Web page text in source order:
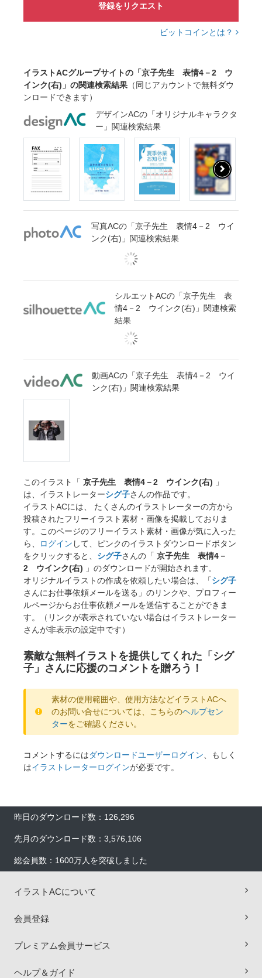
登録をリクエスト
ビットコインとは？
イラストACグループサイトの「京子先生 表情4－2 ウ
インク(右)」の関連検索結果 （同じアカウントで無料ダウ
ンロードできます）
デザインACの「オリジナルキャラクタ
ー」関連検索結果
写真ACの「京子先生 表情4－2 ウイ
ンク(右)」関連検索結果
シルエットACの「京子先生 表
情4－2 ウインク(右)」関連検索
結果
動画ACの「京子先生 表情4－2 ウイ
ンク(右)」関連検索結果
このイラスト「 京子先生 表情4－2 ウインク(右) 」
は、イラストレーターシグ子さんの作品です。
イラストACには、 たくさんのイラストレーターの方から
投稿されたフリーイラスト素材・画像を掲載しておりま
す。このページのフリーイラスト素材・画像が気に入った
ら、
ログイン して、ピンクのイラストダウンロードボタン
をクリックすると、 シグ子さんの「 京子先生 表情4－
2 ウインク(右) 」のダウンロードが開始されます。
オリジナルイラストの作成を依頼したい場合は、「シグ子
さんにお仕事依頼メールを送る」のリンクや、プロフィー
ルページからお仕事依頼メールを送信することができま
す。（リンクが表示されていない場合はイラストレーター
さんが非表示の設定中です）
素敵な無料イラストを提供してくれた「シグ
子」さんに応援のコメントを贈ろう！
素材の使用範囲や、使用方法などイラストACへ
のお問い合せについては、こちらのヘルプセン
ターをご確認ください。
コメントするにはダウンロードユーザーログイン 、もしく
はイラストレーターログインが必要です。
昨日のダウンロード数：126,296
先月のダウンロード数：3,576,106
総会員数：1600万人を突破しました
イラストACについて
会員登録
プレミアム会員サービス
ヘルプ＆ガイド